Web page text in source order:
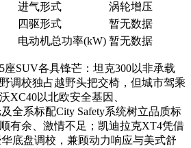
进气形式
涡轮增压
四驱形式
暂无数据
电动机总功率(kW) 暂无数据
座SUV各具锋芒：坦克300以非承载
调校独占越野头把交椅，但城市驾乘
XC40以北欧安全基因、
全系标配City Safety系统树立品质标
有余、激情不足；凯迪拉克XT4凭借
底盘调校，兼顾动力响应与美式舒